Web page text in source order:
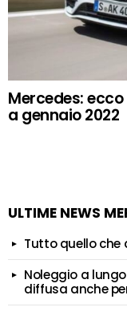
Mercedes:
a gennaio 2022
ULTIME NEWS
Tutto quello che
Noleggio a
diffusa anche